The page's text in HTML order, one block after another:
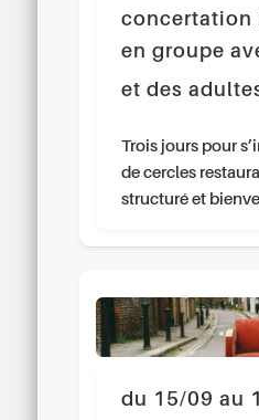
concertation
en groupe
et des
Trois jours pour
de cercles
structuré et
du 15/09 au